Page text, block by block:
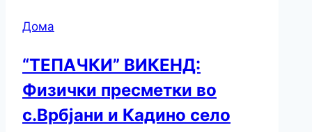
Дома
“ТЕПАЧКИ” ВИКЕНД:
Физички пресметки во
с.Врбјани и Кадино село